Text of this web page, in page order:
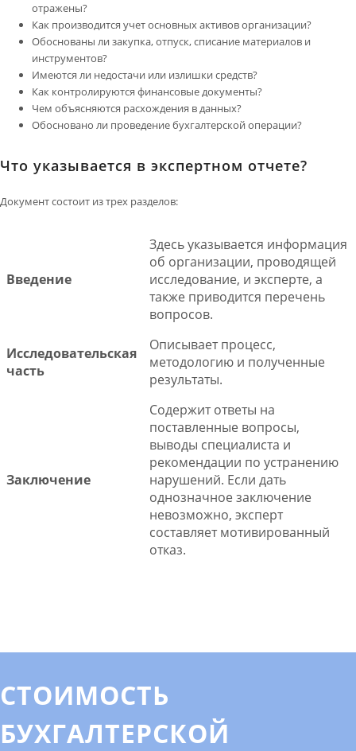
отражены?
Как производится учет основных активов организации?
Обоснованы ли закупка, отпуск, списание материалов и
инструментов?
Имеются ли недостачи или излишки средств?
Как контролируются финансовые документы?
Чем объясняются расхождения в данных?
Обосновано ли проведение бухгалтерской операции?
Что указывается в экспертном отчете?
Документ состоит из трех разделов:
Введение
Здесь указывается информация
об организации, проводящей
исследование, и эксперте, а
также приводится перечень
вопросов.
Исследовательская
часть
Описывает процесс,
методологию и полученные
результаты.
Заключение
Содержит ответы на
поставленные вопросы,
выводы специалиста и
рекомендации по устранению
нарушений. Если дать
однозначное заключение
невозможно, эксперт
составляет мотивированный
отказ.
СТОИМОСТЬ
БУХГАЛТЕРСКОЙ